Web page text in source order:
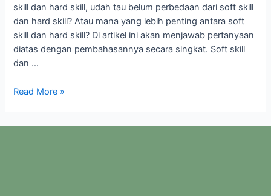
skill dan hard skill, udah tau belum perbedaan dari soft skill
dan hard skill? Atau mana yang lebih penting antara soft
skill dan hard skill? Di artikel ini akan menjawab pertanyaan
diatas dengan pembahasannya secara singkat. Soft skill
dan …
Read More »